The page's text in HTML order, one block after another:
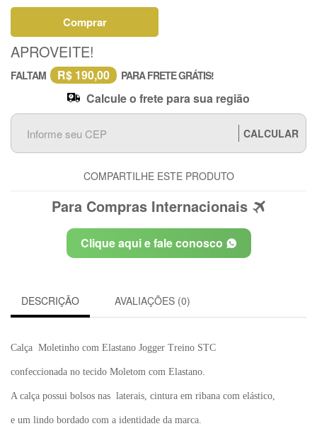
Comprar
APROVEITE!
FALTAM R$ 190,00 PARA FRETE GRÁTIS!
Calcule o frete para sua região
CALCULAR
COMPARTILHE ESTE PRODUTO
Para Compras Internacionais
Clique aqui e fale conosco
DESCRIÇÃO AVALIAÇÕES (0)
Calça Moletinho com Elastano Jogger Treino STC
confeccionada no tecido Moletom com Elastano.
A calça possui bolsos nas laterais, cintura em ribana com elástico,
e um lindo bordado com a identidade da marca.